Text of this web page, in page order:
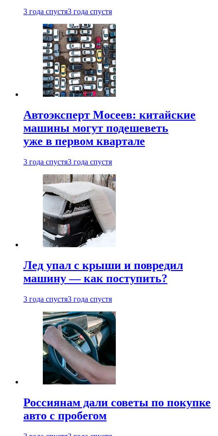
3 года спустя3 года спустя
Автоэксперт Мосеев: китайские
машины могут подешеветь
уже в первом квартале
3 года спустя3 года спустя
Лед упал с крыши и повредил
машину — как поступить?
3 года спустя3 года спустя
Россиянам дали советы по покупке
авто с пробегом